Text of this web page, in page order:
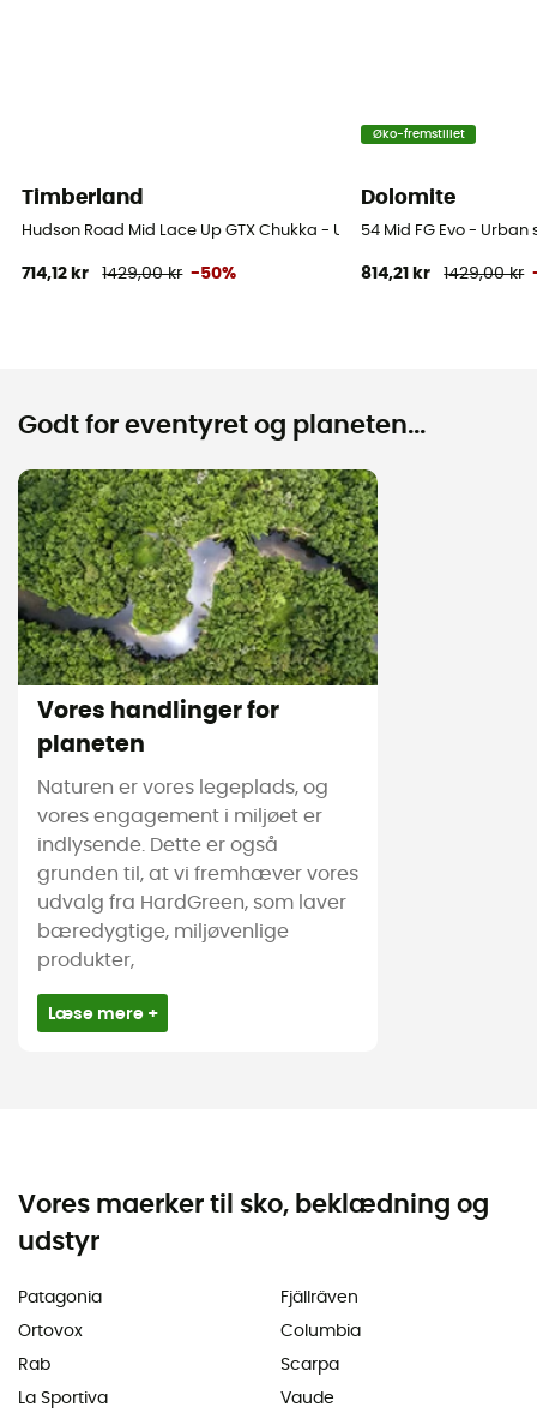
Timberland
Hudson Road Mid Lace Up GTX Chukka - Urban sko - Herrer
714,12 kr 1429,00 kr -50%
Øko-fremstillet
Dolomite
54 Mid FG Evo - Urban
814,21 kr 1429,00 kr
Godt for eventyret og planeten...
Vores handlinger for
planeten
Naturen er vores legeplads, og
vores engagement i miljøet er
indlysende. Dette er også
grunden til, at vi fremhæver vores
udvalg fra HardGreen, som laver
bæredygtige, miljøvenlige
produkter,
Læse mere +
Vores maerker til sko, beklædning og
udstyr
Patagonia
Ortovox
Rab
La Sportiva
Fjällräven
Columbia
Scarpa
Vaude